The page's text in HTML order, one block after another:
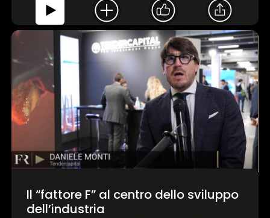
Il “fattore F” al centro dello sviluppo
dell’industria